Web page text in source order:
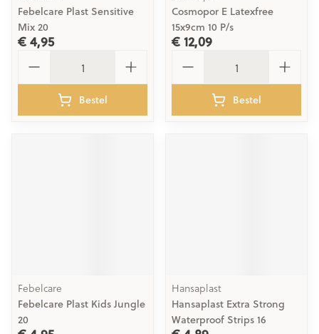
Febelcare Plast Sensitive
Mix 20
€ 4,95
Bestel
Cosmopor E Latexfree
15x9cm 10 P/s
€ 12,09
Bestel
Febelcare
Febelcare Plast Kids Jungle
20
Hansaplast
Hansaplast Extra Strong
Waterproof Strips 16